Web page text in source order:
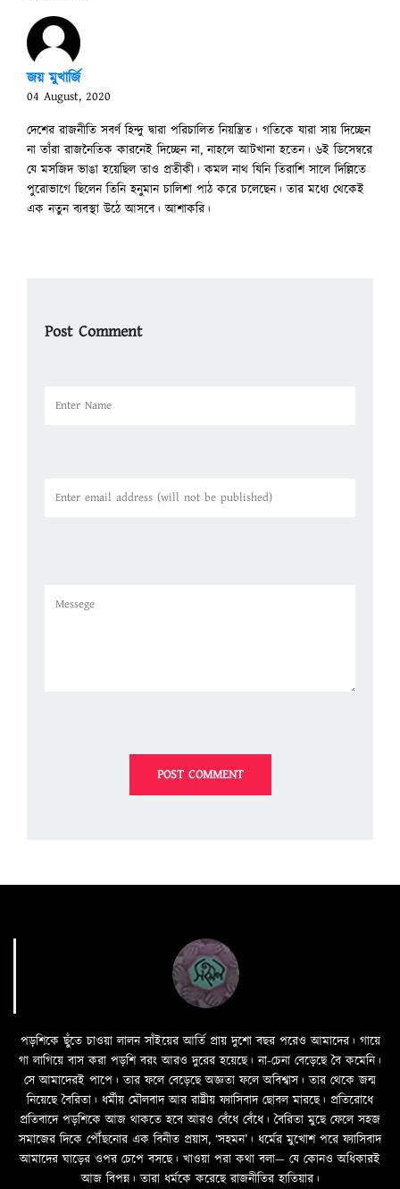
জয় মুখার্জি
04 August, 2020
দেশের রাজনীতি সবর্ণ হিন্দু দ্বারা পরিচালিত নিয়ন্ত্রিত। গতিকে যারা সায় দিচ্ছেন
না তাঁরা রাজনৈতিক কারনেই দিচ্ছেন না, নাহলে আটখানা হতেন। ৬ই ডিসেম্বরে
যে মসজিদ ভাঙা হয়েছিল তাও প্রতীকী। কমল নাথ যিনি তিরাশি সালে দিল্লিতে
পুরোভাগে ছিলেন তিনি হনুমান চালিশা পাঠ করে চলেছেন। তার মধ্যে থেকেই
এক নতুন ব্যবস্থা উঠে আসবে। আশাকরি।
Post Comment
পড়শিকে ছুঁতে চাওয়া লালন সাঁইয়ের আর্তি প্রায় দুশো বছর পরেও আমাদের। গায়ে
গা লাগিয়ে বাস করা পড়শি বরং আরও দুরের হয়েছে। না-চেনা বেড়েছে বৈ কমেনি।
সে আমাদেরই পাপে। তার ফলে বেড়েছে অজ্ঞতা ফলে অবিশ্বাস। তার থেকে জন্ম
নিয়েছে বৈরিতা। ধর্মীয় মৌলবাদ আর রাষ্ট্রীয় ফ্যাসিবাদ ছোবল মারছে। প্রতিরোধে
প্রতিবাদে পড়শিকে আজ থাকতে হবে আরও বেঁধে বেঁধে। বৈরিতা মুছে ফেলে সহজ
সমাজের দিকে পৌঁছনোর এক বিনীত প্রয়াস, ‘সহমন’। ধর্মের মুখোশ পরে ফ্যাসিবাদ
আমাদের ঘাড়ের ওপর চেপে বসছে। খাওয়া পরা কথা বলা—­­ যে কোনও অধিকারই
আজ বিপন্ন। তারা ধর্মকে করেছে রাজনীতির হাতিয়ার।